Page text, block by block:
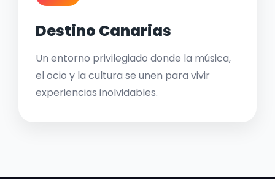
Destino Canarias
Un entorno privilegiado donde la música,
el ocio y la cultura se unen para vivir
experiencias inolvidables.